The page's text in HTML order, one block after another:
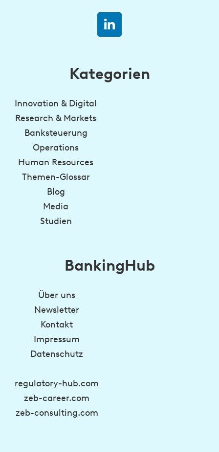
Kategorien
Innovation & Digital
Research & Markets
Banksteuerung
Operations
Human Resources
Themen-Glossar
Blog
Media
Studien
BankingHub
Über uns
Newsletter
Kontakt
Impressum
Datenschutz
regulatory-hub.com
zeb-career.com
zeb-consulting.com